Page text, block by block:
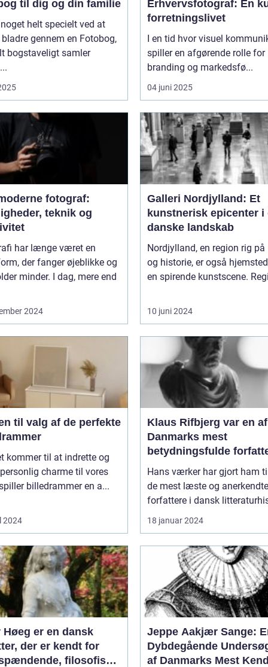
til dig og din familie
helt specielt ved at
gennem en Fotobog,
bogstaveligt samler
Erhvervsfotograf: En
forretningslivet
I en tid hvor visuel
spiller en afgørende rolle for
branding og markedsfø...
04 juni 2025
fotograf:
teknik og
har længe været en
der fanger øjeblikke og
minder. I dag, mere end
2024
Galleri Nordjylland: Et
kunstnerisk epicenter i
danske landskab
Nordjylland, en region rig på
og historie, er også
en spirende kunstscene.
10 juni 2024
til valg af de perfekte
kommer til at indrette og
charme til vores
billedrammer en a...
2024
Klaus Rifbjerg var en af
Danmarks mest
betydningsfulde
og forfatter til en lang
bøger, der spænder
forskellige genrer og
Hans værker har gjort ham
de mest læste og anerkendte
forfattere i dansk
18 januar 2024
Høeg er en dansk
der er kendt for
filosofiske
Jeppe Aakjær Sange:
Dybdegående
af Danmarks Mest